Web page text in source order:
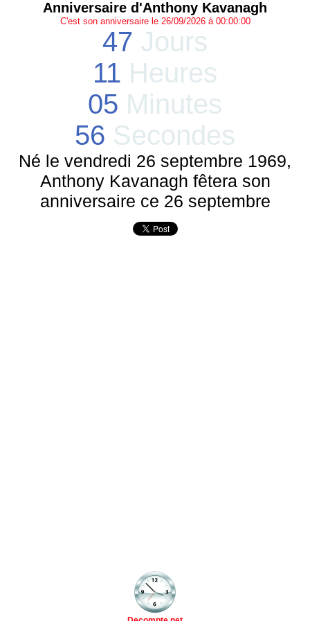
Anniversaire d'Anthony Kavanagh
C'est son anniversaire le 26/09/2026 à 00:00:00
47 Jours
11 Heures
05 Minutes
56 Secondes
Né le vendredi 26 septembre 1969,
Anthony Kavanagh fêtera son
anniversaire ce 26 septembre